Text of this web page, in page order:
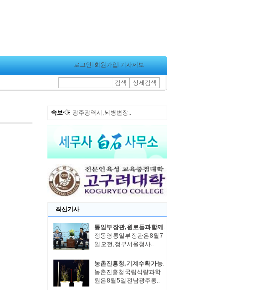
로그인 회원가입 기사제보
검색 상세검색
속보 광주광역시, 뇌병변장..
최신기사
통일부 장관, 원로들과 함께 '한반도 평화공존 발전구상' 공감대 형성 방안 논의
정동영 통일부 장관은 8월 7
일 오전, 정부서울청사..
농촌진흥청, 기계수확 가능한 녹두 새 품종 '채흔' 현장 평가회
농촌진흥청 국립식량과학
원은 8월 5일 전남광주통..